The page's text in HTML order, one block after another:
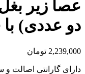
عصا زیر
دو عددی) با
2,239,000 تومان
دارای گارانتی اصالت و